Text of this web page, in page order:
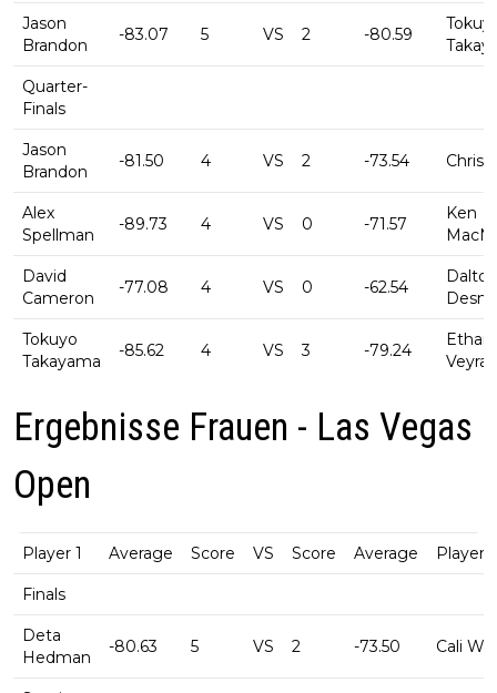
Jason
Brandon
-83.07 5 VS 2 -80.59
Quarter-
Finals
Jason
Brandon
-81.50 4 VS 2 -73.54 Chris
Alex
Spellman
-89.73 4 VS 0 -71.57
Ken
David
Cameron
-77.08 4 VS 0 -62.54
Dalton
Tokuyo
Takayama
-85.62 4 VS 3 -79.24
Ethan
Veyra
Ergebnisse Frauen - Las Vegas
Open
Player 1 Average Score VS Score Average Player 2
Finals
Deta
Hedman
-80.63 5 VS 2 -73.50 Cali